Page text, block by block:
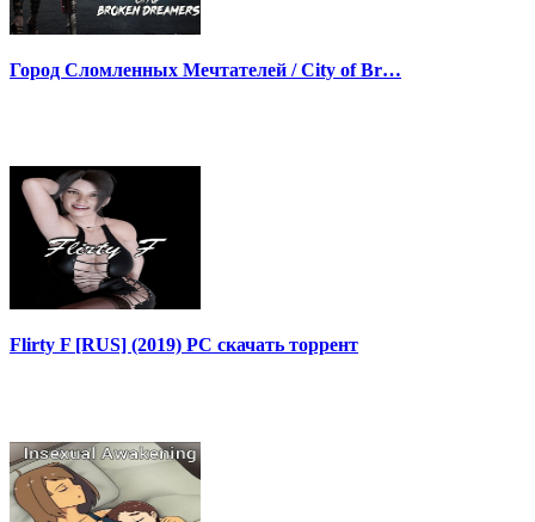
Город Сломленных Мечтателей / City of Br…
Flirty F [RUS] (2019) PC скачать торрент